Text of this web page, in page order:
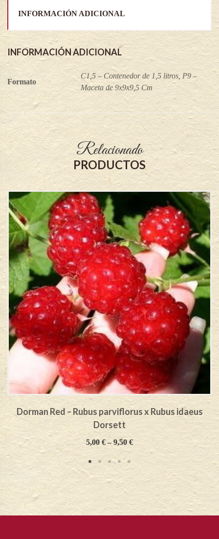
INFORMACIÓN ADICIONAL
INFORMACIÓN ADICIONAL
Formato
C1,5 – Contenedor de 1,5 litros, P9 –
Maceta de 9x9x9,5 Cm
Relacionado
PRODUCTOS
Dorman Red – Rubus parviflorus x Rubus idaeus
Dorsett
5,00 € –9,50€